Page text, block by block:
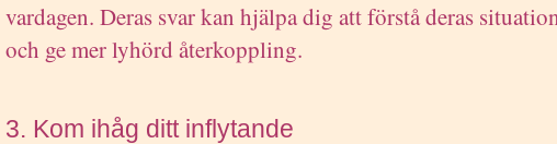
vardagen. Deras svar kan hjälpa dig att förstå deras
och ge mer lyhörd återkoppling.
3. Kom ihåg ditt inflytande